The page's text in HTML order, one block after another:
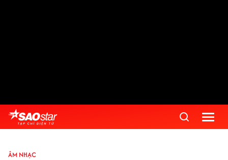
ÂM NHẠC